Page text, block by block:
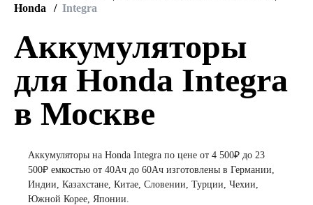
Honda
Integra
Аккумуляторы
для Honda Integra
в Москве
Аккумуляторы на Honda Integra по цене от 4 500₽ до 23
500₽ емкостью от 40Ач до 60Ач изготовлены в Германии,
Индии, Казахстане, Китае, Словении, Турции, Чехии,
Южной Корее, Японии.